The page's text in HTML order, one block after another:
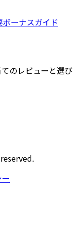
ボーナスガイド
のレビューと選び